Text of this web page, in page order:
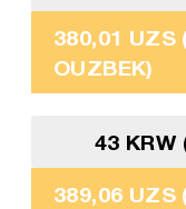
380,01 UZS
OUZBEK)
43 KRW
389,06 UZS